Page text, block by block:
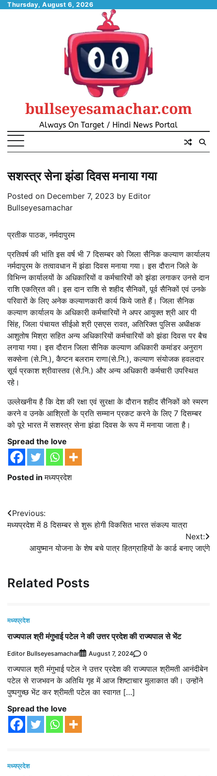
SkipThursday, August 6, 2026
bullseyesamachar.com
Always On Target / Hindi News Portal
सशस्त्र सेना झंडा दिवस मनाया गया
Posted on December 7, 2023 by Editor
Bullseyesamachar
प्रतीक पाठक, नर्मदापुरम
प्रतिवर्ष की भांति इस वर्ष भी 7 दिसम्बर को जिला सैनिक कल्याण कार्यालय
नर्मदापुरम के तत्वावधान में झंडा दिवस मनाया गया। इस दौरान जिले के
विभिन्न कार्यालयों के अधिकारियों व कर्मचारियों को झंडा लगाकर उनसे दान
राशि एकत्रित की। इस दान राशि से शहीद सैनिकों, पूर्व सैनिकों एवं उनके
परिवारों के लिए अनेक कल्याणकारी कार्य किये जाते हैं। जिला सैनिक
कल्याण कार्यालय के अधिकारी कर्मचारियों ने अपर आयुक्त श्री आर पी
सिंह, जिला पंचायत सीईओ श्री एसएस रावत, अतिरिक्त पुलिस अधीक्षक
आशुतोष मिश्रा सहित अन्य अधिकारियों कर्मचारियों को झंडा दिवस पर बैच
लगाया गया। इस दौरान जिला सैनिक कल्याण अधिकारी कमांडर अनुराग
सक्सेना (से.नि.), कैप्टन बलराम राणा(से.नि.), कल्याण संयोजक हवलदार
सूर्य प्रकाश श्रीवास्तव (से.नि.) और अन्य अधिकारी कर्मचारी उपस्थित
रहे।
उल्लेखनीय है कि देश की रक्षा एवं सुरक्षा के दौरान शहीद सैनिकों को स्मरण
करने व उनके आश्रितों के प्रति सम्मान प्रकट करने के लिए 7 दिसम्बर
को पूरे भारत में सशस्त्र सेना झंडा दिवस के रूप में मनाया जाता है।
Spread the love
Posted inमध्यप्रदेश
Post
navigation
Previous:
मध्यप्रदेश में 8 दिसम्बर से शुरू होगी विकसित भारत संकल्प यात्रा
Next:
आयुष्मान योजना के शेष बचे पात्र हितग्राहियों के कार्ड बनाए जाएंगे
Related Posts
मध्यप्रदेश
राज्यपाल श्री मंगुभाई पटेल ने की उत्तर प्रदेश की राज्यपाल से भेंट
Editor Bullseyesamachar August 7, 2024 0
राज्यपाल श्री मंगुभाई पटेल ने उत्तर प्रदेश की राज्यपाल श्रीमती आनंदीबेन
पटेल से राजभवन के अतिथि गृह में आज शिष्टाचार मुलाकात की। उन्होंने
पुष्पगुच्छ भेंट कर श्रीमती पटेल का स्वागत […]
Spread the love
मध्यप्रदेश